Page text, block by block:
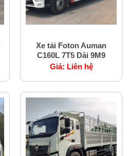
Xe tải Foton Auman
C160L 7T5 Dài 9M9
Giá: Liên hệ